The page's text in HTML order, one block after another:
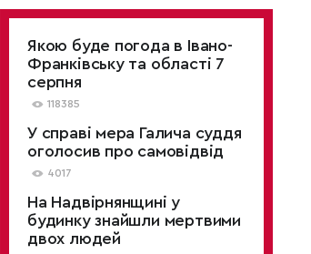
Якою буде погода в Івано-
Франківську та області 7
серпня
118385
У справі мера Галича суддя
оголосив про самовідвід
4017
На Надвірнянщині у
будинку знайшли мертвими
двох людей